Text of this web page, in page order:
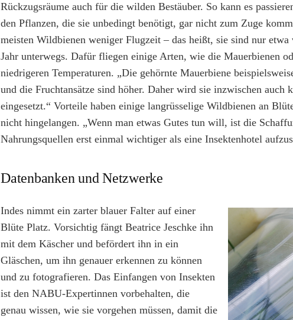
Rückzugsräume auch für die wilden Bestäuber. So kann es
den Pflanzen, die sie unbedingt benötigt, gar nicht zum Zuge
meisten Wildbienen weniger Flugzeit – das heißt, sie sind nur
Jahr unterwegs. Dafür fliegen einige Arten, wie die Mauerbienen
niedrigeren Temperaturen. „Die gehörnte Mauerbiene
und die Fruchtansätze sind höher. Daher wird sie inzwischen auch
eingesetzt.“ Vorteile haben einige langrüsselige Wildbienen an
nicht hingelangen. „Wenn man etwas Gutes tun will, ist die
Nahrungsquellen erst einmal wichtiger als eine Insektenhotel
Datenbanken und Netzwerke
Indes nimmt ein zarter blauer Falter auf einer
Blüte Platz. Vorsichtig fängt Beatrice Jeschke ihn
mit dem Käscher und befördert ihn in ein
Gläschen, um ihn genauer erkennen zu können
und zu fotografieren. Das Einfangen von Insekten
ist den NABU-Expertinnen vorbehalten, die
genau wissen, wie sie vorgehen müssen, damit die